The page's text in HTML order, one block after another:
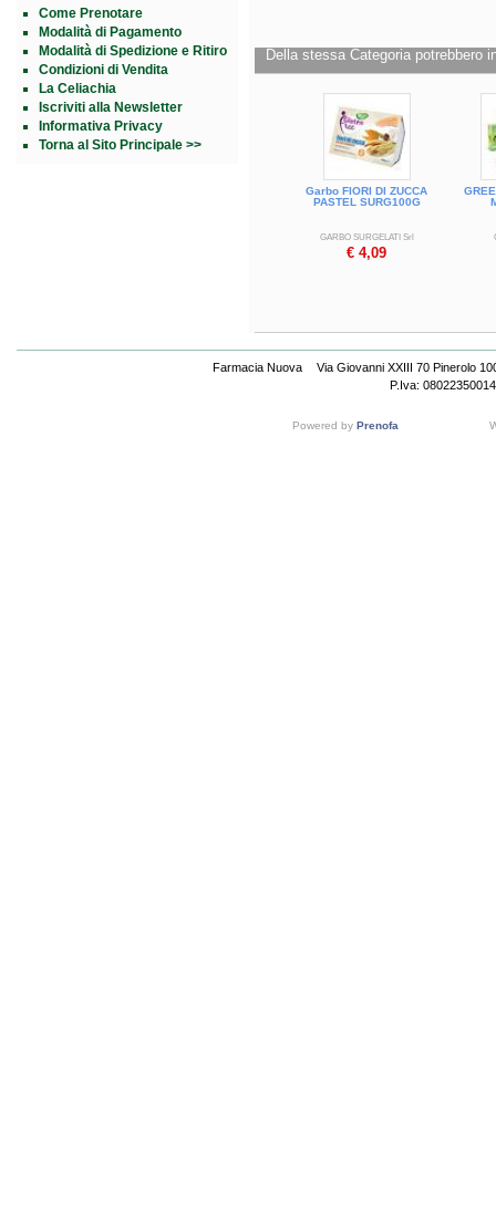
Come Prenotare
Modalità di Pagamento
Modalità di Spedizione e Ritiro
Condizioni di Vendita
La Celiachia
Iscriviti alla Newsletter
Informativa Privacy
Torna al Sito Principale >>
Della stessa Categoria potrebbero
Garbo FIORI DI ZUCCA
PASTEL SURG100G
GARBO SURGELATI Srl
€ 4,09
Farmacia Nuova
Via Giovanni XXIII 70 Pinerolo
P.Iva: 08022350014
Powered by Prenofa